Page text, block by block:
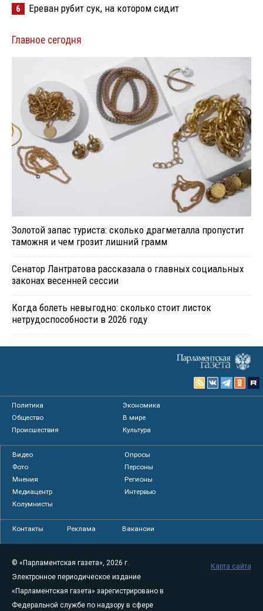
6 Ереван рубит сук, на котором сидит
Главное сегодня
Золотой запас туриста: сколько драгметалла пропустит
таможня и чем грозит лишний грамм
Сенатор Лантратова рассказала о главных социальных
законах весенней сессии
Когда болеть невыгодно: сколько стоит листок
нетрудоспособности в 2026 году
Политика
Экономика
Общество
В мире
Происшествия
Культура
Видео
Опросы
Фото
Персоны
Мнения
Регионы
Медиацентр
Интервью
Колумнисты
Контакты Реклама Вакансии
© «Парламентская газета», 2026 г.
Электронное периодическое издание
«Парламентская газета» зарегистрировано в
Федеральной службе по надзору в сфере
Карта сайта